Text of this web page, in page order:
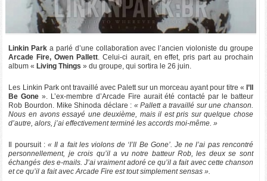
Linkin Park a parlé d’une collaboration avec l’ancien violoniste du groupe
Arcade Fire, Owen Pallett. Celui-ci aurait, en effet, pris part au prochain
album « Living Things» du groupe, qui sortira le 26 juin.
Les Linkin Park ont travaillé avec Palett sur un morceau ayant pour titre « I’ll
Be Gone ». L’ex-membre d’Arcade Fire aurait été contacté par le batteur
Rob Bourdon. Mike Shinoda déclare : « Pallett a travaillé sur une chanson.
Nous en avons essayé une deuxième, mais il est pris sur quelque chose
d’autre, alors, j’ai effectivement terminé les accords moi-même. »
Il poursuit :« Il a fait les violons de ‘I’ll Be Gone’. Je ne l’ai pas rencontré
personnellement, je crois qu’il a vu notre batteur Rob, les deux se sont
échangés des e-mails. J’ai vraiment adoré ce qu’il a fait avec cette chanson
et ce qu’il a fait avec Arcade Fire est tout simplement sensas ».